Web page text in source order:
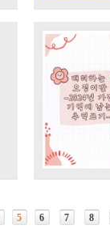
5 6 7 8